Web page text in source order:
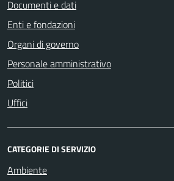
Documenti e dati
Enti e fondazioni
Organi di governo
Personale amministrativo
Politici
Uffici
CATEGORIE DI SERVIZIO
Ambiente